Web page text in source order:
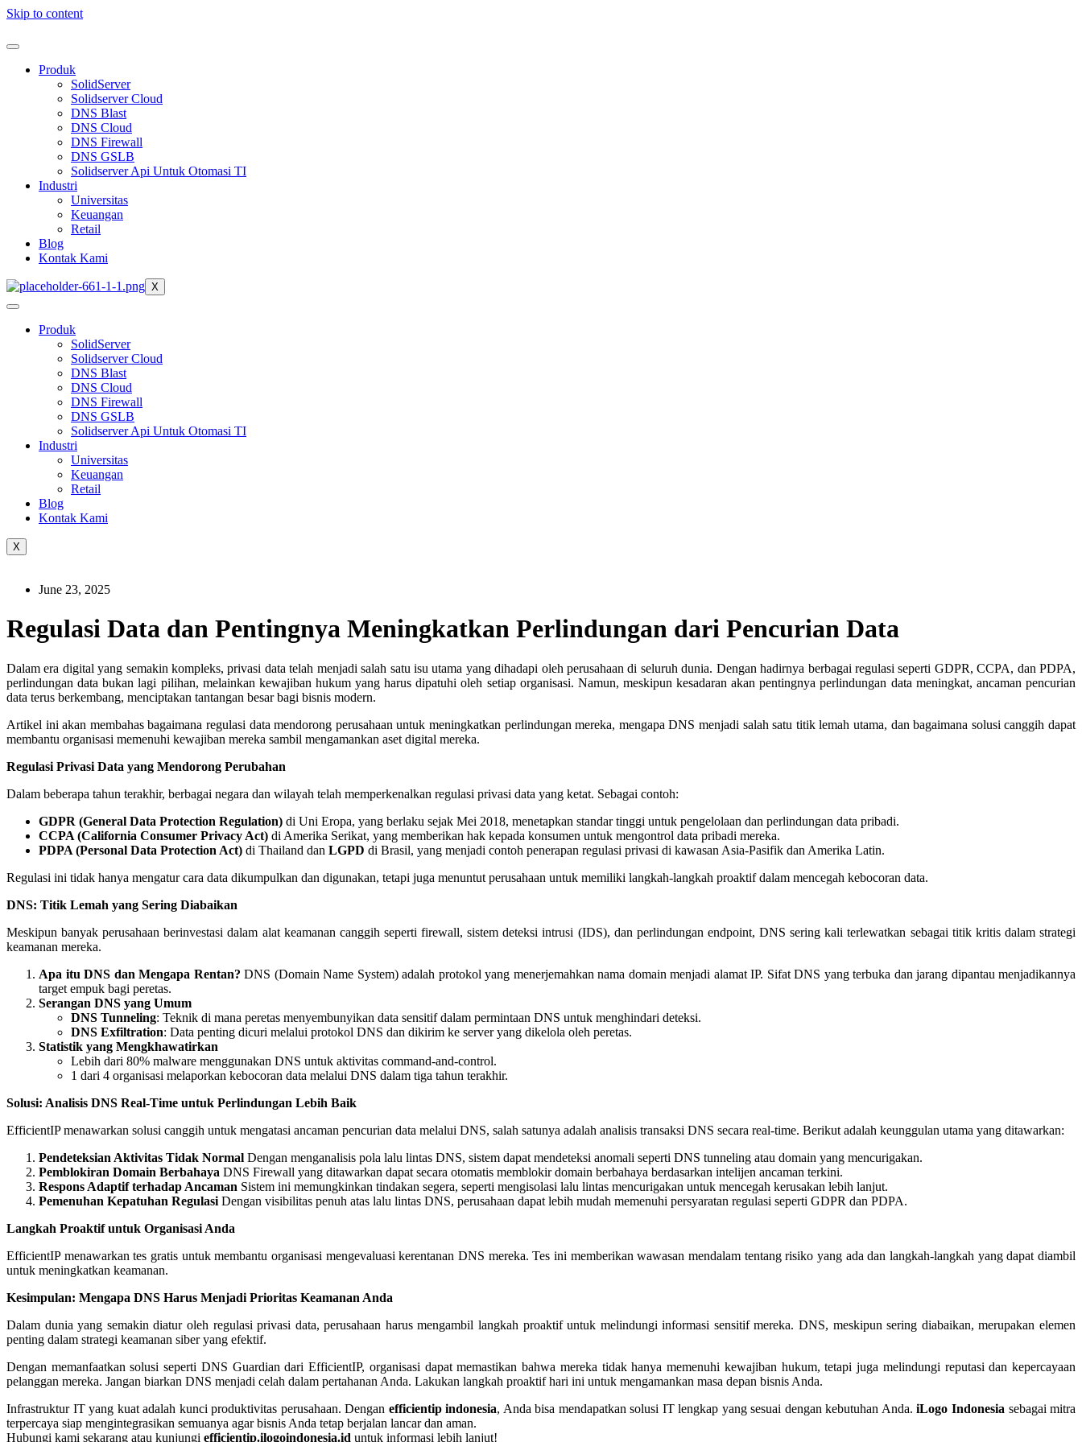
Skip to content
Produk
SolidServer
Solidserver Cloud
DNS Blast
DNS Cloud
DNS Firewall
DNS GSLB
Solidserver Api Untuk Otomasi TI
Industri
Universitas
Keuangan
Retail
Blog
Kontak Kami
X
Produk
SolidServer
Solidserver Cloud
DNS Blast
DNS Cloud
DNS Firewall
DNS GSLB
Solidserver Api Untuk Otomasi TI
Industri
Universitas
Keuangan
Retail
Blog
Kontak Kami
X
June 23, 2025
Regulasi Data dan Pentingnya Meningkatkan Perlindungan dari Pencurian Data
Dalam era digital yang semakin kompleks, privasi data telah menjadi salah satu isu utama yang dihadapi oleh perusahaan di seluruh dunia. Dengan hadirnya berbagai regulasi seperti GDPR, CCPA, dan PDPA,
perlindungan data bukan lagi pilihan, melainkan kewajiban hukum yang harus dipatuhi oleh setiap organisasi. Namun, meskipun kesadaran akan pentingnya perlindungan data meningkat, ancaman pencurian
data terus berkembang, menciptakan tantangan besar bagi bisnis modern.
Artikel ini akan membahas bagaimana regulasi data mendorong perusahaan untuk meningkatkan perlindungan mereka, mengapa DNS menjadi salah satu titik lemah utama, dan bagaimana solusi canggih dapat
membantu organisasi memenuhi kewajiban mereka sambil mengamankan aset digital mereka.
Regulasi Privasi Data yang Mendorong Perubahan
Dalam beberapa tahun terakhir, berbagai negara dan wilayah telah memperkenalkan regulasi privasi data yang ketat. Sebagai contoh:
GDPR (General Data Protection Regulation) di Uni Eropa, yang berlaku sejak Mei 2018, menetapkan standar tinggi untuk pengelolaan dan perlindungan data pribadi.
CCPA (California Consumer Privacy Act) di Amerika Serikat, yang memberikan hak kepada konsumen untuk mengontrol data pribadi mereka.
PDPA (Personal Data Protection Act) di Thailand dan LGPD di Brasil, yang menjadi contoh penerapan regulasi privasi di kawasan Asia-Pasifik dan Amerika Latin.
Regulasi ini tidak hanya mengatur cara data dikumpulkan dan digunakan, tetapi juga menuntut perusahaan untuk memiliki langkah-langkah proaktif dalam mencegah kebocoran data.
DNS: Titik Lemah yang Sering Diabaikan
Meskipun banyak perusahaan berinvestasi dalam alat keamanan canggih seperti firewall, sistem deteksi intrusi (IDS), dan perlindungan endpoint, DNS sering kali terlewatkan sebagai titik kritis dalam strategi
keamanan mereka.
Apa itu DNS dan Mengapa Rentan? DNS (Domain Name System) adalah protokol yang menerjemahkan nama domain menjadi alamat IP. Sifat DNS yang terbuka dan jarang dipantau menjadikannya
target empuk bagi peretas.
Serangan DNS yang Umum
DNS Tunneling: Teknik di mana peretas menyembunyikan data sensitif dalam permintaan DNS untuk menghindari deteksi.
DNS Exfiltration: Data penting dicuri melalui protokol DNS dan dikirim ke server yang dikelola oleh peretas.
Statistik yang Mengkhawatirkan
Lebih dari 80% malware menggunakan DNS untuk aktivitas command-and-control.
1 dari 4 organisasi melaporkan kebocoran data melalui DNS dalam tiga tahun terakhir.
Solusi: Analisis DNS Real-Time untuk Perlindungan Lebih Baik
EfficientIP menawarkan solusi canggih untuk mengatasi ancaman pencurian data melalui DNS, salah satunya adalah analisis transaksi DNS secara real-time. Berikut adalah keunggulan utama yang ditawarkan:
Pendeteksian Aktivitas Tidak Normal Dengan menganalisis pola lalu lintas DNS, sistem dapat mendeteksi anomali seperti DNS tunneling atau domain yang mencurigakan.
Pemblokiran Domain Berbahaya DNS Firewall yang ditawarkan dapat secara otomatis memblokir domain berbahaya berdasarkan intelijen ancaman terkini.
Respons Adaptif terhadap Ancaman Sistem ini memungkinkan tindakan segera, seperti mengisolasi lalu lintas mencurigakan untuk mencegah kerusakan lebih lanjut.
Pemenuhan Kepatuhan Regulasi Dengan visibilitas penuh atas lalu lintas DNS, perusahaan dapat lebih mudah memenuhi persyaratan regulasi seperti GDPR dan PDPA.
Langkah Proaktif untuk Organisasi Anda
EfficientIP menawarkan tes gratis untuk membantu organisasi mengevaluasi kerentanan DNS mereka. Tes ini memberikan wawasan mendalam tentang risiko yang ada dan langkah-langkah yang dapat diambil
untuk meningkatkan keamanan.
Kesimpulan: Mengapa DNS Harus Menjadi Prioritas Keamanan Anda
Dalam dunia yang semakin diatur oleh regulasi privasi data, perusahaan harus mengambil langkah proaktif untuk melindungi informasi sensitif mereka. DNS, meskipun sering diabaikan, merupakan elemen
penting dalam strategi keamanan siber yang efektif.
Dengan memanfaatkan solusi seperti DNS Guardian dari EfficientIP, organisasi dapat memastikan bahwa mereka tidak hanya memenuhi kewajiban hukum, tetapi juga melindungi reputasi dan kepercayaan
pelanggan mereka. Jangan biarkan DNS menjadi celah dalam pertahanan Anda. Lakukan langkah proaktif hari ini untuk mengamankan masa depan bisnis Anda.
Infrastruktur IT yang kuat adalah kunci produktivitas perusahaan. Dengan efficientip indonesia, Anda bisa mendapatkan solusi IT lengkap yang sesuai dengan kebutuhan Anda.iLogo Indonesia sebagai mitra
terpercaya siap mengintegrasikan semuanya agar bisnis Anda tetap berjalan lancar dan aman.
Hubungi kami sekarang atau kunjungi efficientip.ilogoindonesia.id untuk informasi lebih lanjut!